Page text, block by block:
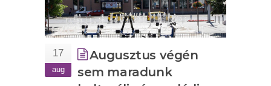
17
aug
Augusztus végén
sem maradunk